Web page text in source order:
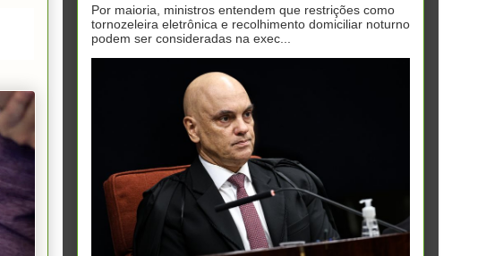
Por maioria, ministros entendem que restrições como
tornozeleira eletrônica e recolhimento domiciliar noturno
podem ser consideradas na exec...